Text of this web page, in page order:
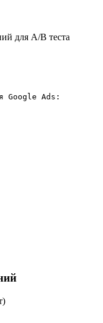
для A/B теста
Google Ads: